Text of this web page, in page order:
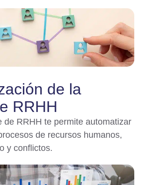
de la
RRHH
de RRHH te permite automatizar
de recursos humanos,
y conflictos.